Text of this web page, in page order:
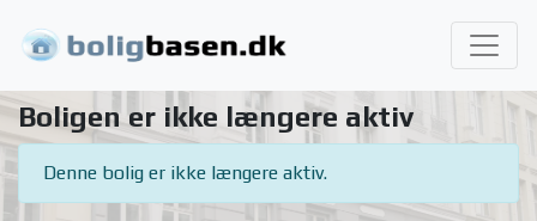
Boligen er ikke længere aktiv
Denne bolig er ikke længere aktiv.